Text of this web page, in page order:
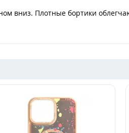
вниз. Плотные бортики